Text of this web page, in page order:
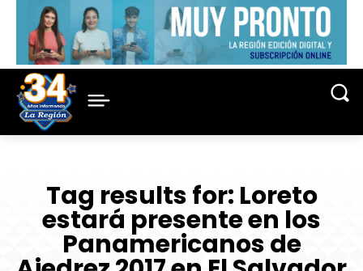
Tag results for: Loreto
estará presente en los
Panamericanos de